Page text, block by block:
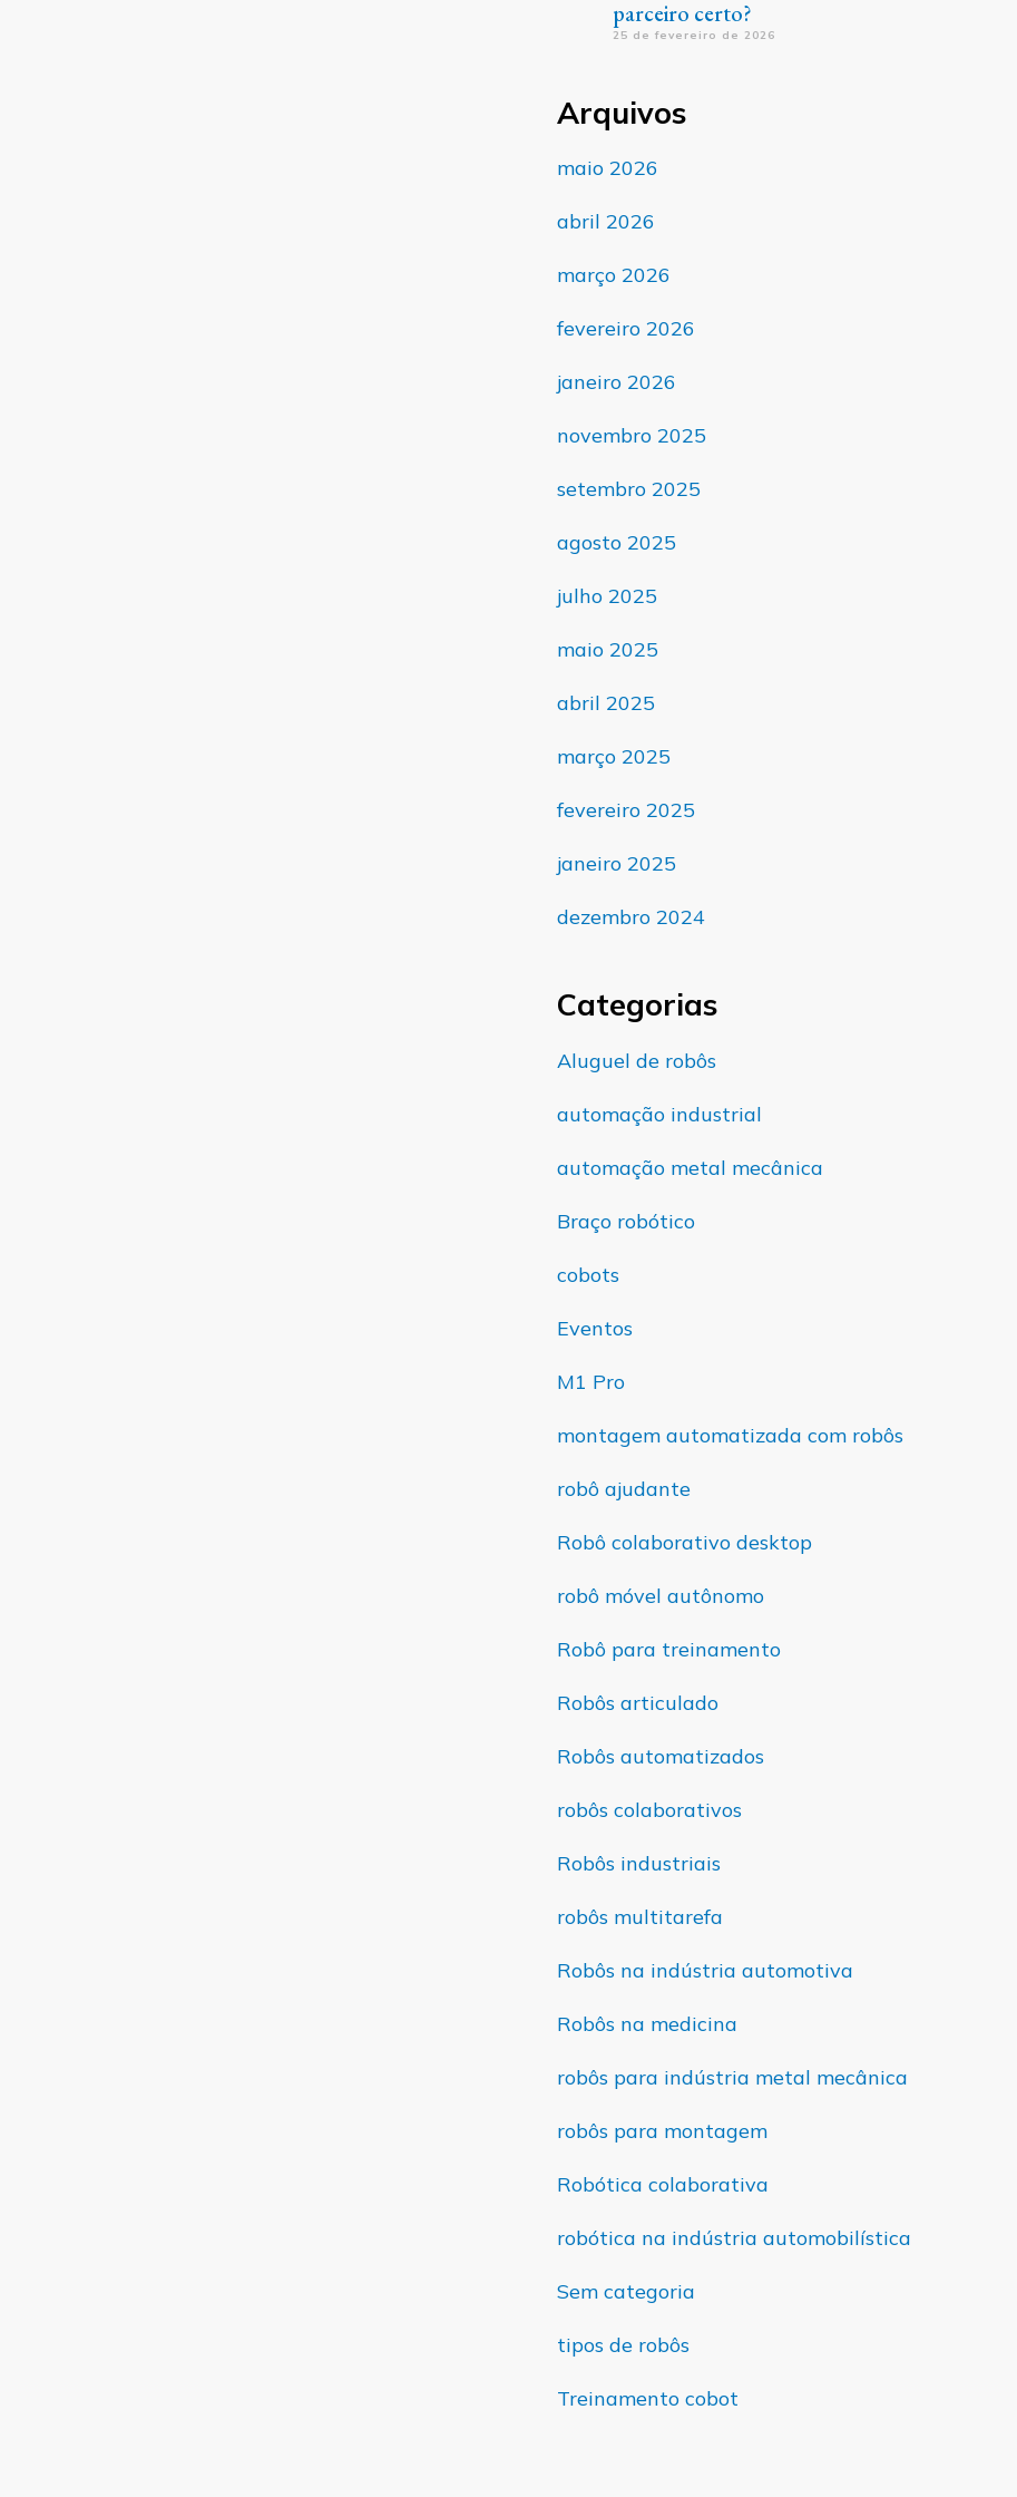
parceiro certo?
25 de fevereiro de 2026
Arquivos
maio 2026
abril 2026
março 2026
fevereiro 2026
janeiro 2026
novembro 2025
setembro 2025
agosto 2025
julho 2025
maio 2025
abril 2025
março 2025
fevereiro 2025
janeiro 2025
dezembro 2024
Categorias
Aluguel de robôs
automação industrial
automação metal mecânica
Braço robótico
cobots
Eventos
M1 Pro
montagem automatizada com robôs
robô ajudante
Robô colaborativo desktop
robô móvel autônomo
Robô para treinamento
Robôs articulado
Robôs automatizados
robôs colaborativos
Robôs industriais
robôs multitarefa
Robôs na indústria automotiva
Robôs na medicina
robôs para indústria metal mecânica
robôs para montagem
Robótica colaborativa
robótica na indústria automobilística
Sem categoria
tipos de robôs
Treinamento cobot